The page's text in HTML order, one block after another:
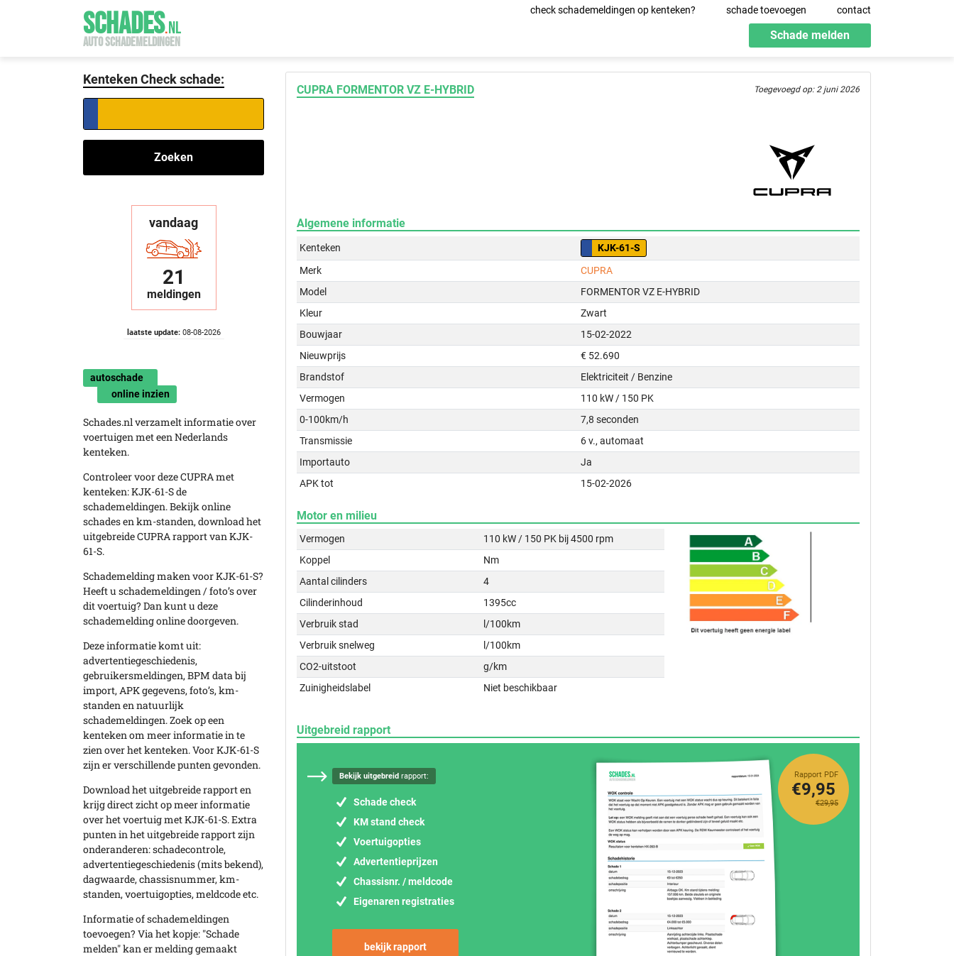
SCHADES.NL
AUTO SCHADEMELDINGEN
check schademeldingen op kenteken? schade toevoegen contact
Schade melden
Kenteken Check schade:
Zoeken
vandaag
21
meldingen
laatste update:08-08-2026
autoschade
online inzien
Schades.nl verzamelt informatie over
voertuigen met een Nederlands
kenteken.
Controleer voor deze CUPRA met
kenteken: KJK-61-S de
schademeldingen. Bekijk online
schades en km-standen, download het
uitgebreide CUPRA rapport van KJK-
61-S.
Schademelding maken voor KJK-61-S?
Heeft u schademeldingen / foto’s over
dit voertuig? Dan kunt u deze
schademelding online doorgeven.
Deze informatie komt uit:
advertentiegeschiedenis,
gebruikersmeldingen, BPM data bij
import, APK gegevens, foto’s, km-
standen en natuurlijk
schademeldingen. Zoek op een
kenteken om meer informatie in te
zien over het kenteken. Voor KJK-61-S
zijn er verschillende punten gevonden.
Download het uitgebreide rapport en
krijg direct zicht op meer informatie
over het voertuig met KJK-61-S. Extra
punten in het uitgebreide rapport zijn
onderanderen: schadecontrole,
advertentiegeschiedenis (mits bekend),
dagwaarde, chassisnummer, km-
standen, voertuigopties, meldcode etc.
Informatie of schademeldingen
toevoegen? Via het kopje: "Schade
melden" kan er melding gemaakt
CUPRA FORMENTOR VZ E-HYBRID Toegevoegd op: 2 juni 2026
Algemene informatie
Kenteken
KJK-61-S
Merk
CUPRA
Model
FORMENTOR VZ E-HYBRID
Kleur
Zwart
Bouwjaar
15-02-2022
Nieuwprijs
€ 52.690
Brandstof
Elektriciteit / Benzine
Vermogen
110 kW / 150 PK
0-100km/h
7,8 seconden
Transmissie
6 v., automaat
Importauto
Ja
APK tot
15-02-2026
Motor en milieu
Vermogen
110 kW / 150 PK bij 4500 rpm
Koppel
Nm
Aantal cilinders
4
Cilinderinhoud
1395cc
Verbruik stad
l/100km
Verbruik snelweg
l/100km
CO2-uitstoot
g/km
Zuinigheidslabel
Niet beschikbaar
Uitgebreid rapport
Bekijk uitgebreid rapport:
Schade check
KM stand check
Voertuigopties
Advertentieprijzen
Chassisnr. / meldcode
Eigenaren registraties
bekijk rapport
Rapport PDF
€29,95
€9,95